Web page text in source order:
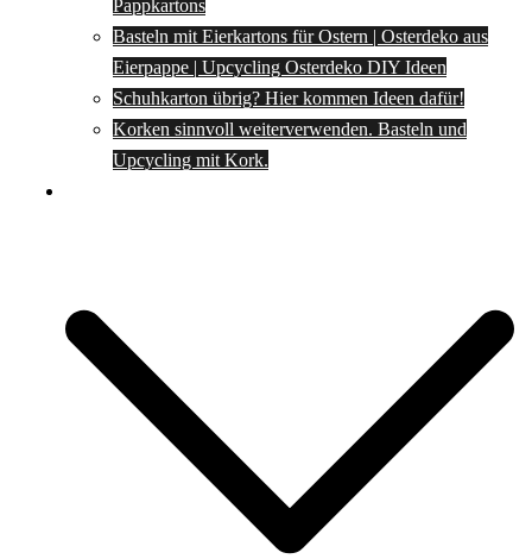
Pappkartons
Basteln mit Eierkartons für Ostern | Osterdeko aus
Eierpappe | Upcycling Osterdeko DIY Ideen
Schuhkarton übrig? Hier kommen Ideen dafür!
Korken sinnvoll weiterverwenden. Basteln und
Upcycling mit Kork.